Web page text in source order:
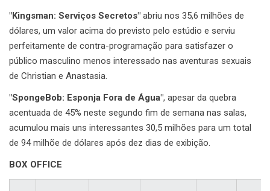
"Kingsman: Serviços Secretos" abriu nos 35,6 milhões de
dólares, um valor acima do previsto pelo estúdio e serviu
perfeitamente de contra-programação para satisfazer o
público masculino menos interessado nas aventuras sexuais
de Christian e Anastasia.
"SpongeBob: Esponja Fora de Água", apesar da quebra
acentuada de 45% neste segundo fim de semana nas salas,
acumulou mais uns interessantes 30,5 milhões para um total
de 94 milhõe de dólares após dez dias de exibição.
BOX OFFICE